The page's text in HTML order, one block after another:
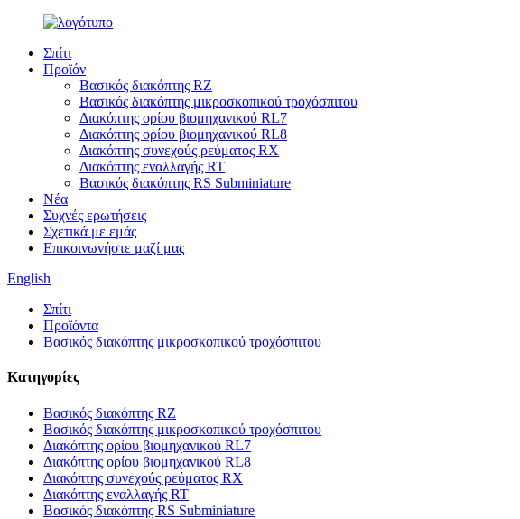
Σπίτι
Προϊόν
Βασικός διακόπτης RZ
Βασικός διακόπτης μικροσκοπικού τροχόσπιτου
Διακόπτης ορίου βιομηχανικού RL7
Διακόπτης ορίου βιομηχανικού RL8
Διακόπτης συνεχούς ρεύματος RX
Διακόπτης εναλλαγής RT
Βασικός διακόπτης RS Subminiature
Νέα
Συχνές ερωτήσεις
Σχετικά με εμάς
Επικοινωνήστε μαζί μας
English
Σπίτι
Προϊόντα
Βασικός διακόπτης μικροσκοπικού τροχόσπιτου
Κατηγορίες
Βασικός διακόπτης RZ
Βασικός διακόπτης μικροσκοπικού τροχόσπιτου
Διακόπτης ορίου βιομηχανικού RL7
Διακόπτης ορίου βιομηχανικού RL8
Διακόπτης συνεχούς ρεύματος RX
Διακόπτης εναλλαγής RT
Βασικός διακόπτης RS Subminiature